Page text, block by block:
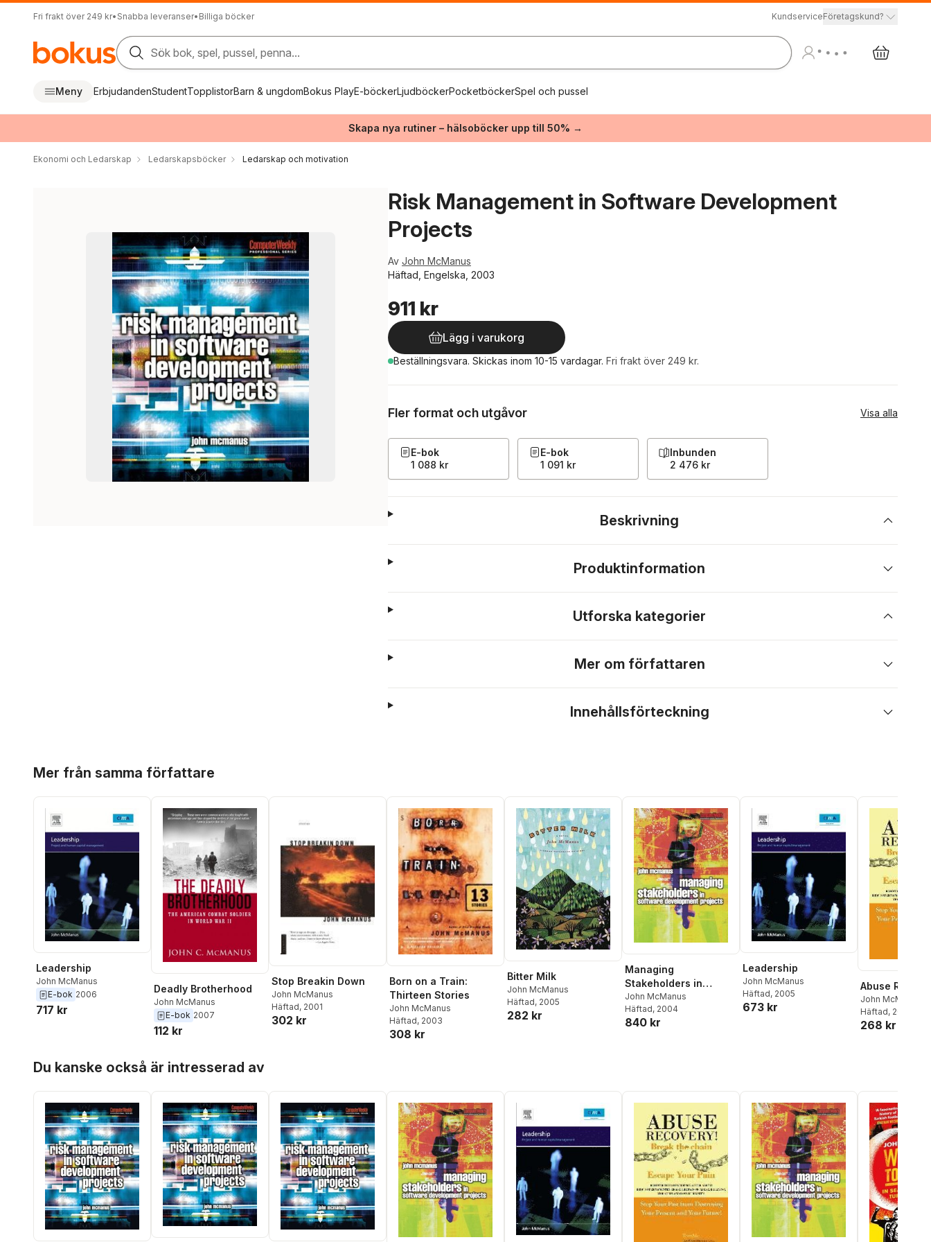
Fri frakt över 249 kr• Snabba leveranser• Billiga böcker KundserviceFöretagskund?
Sök bok, spel, pussel, penna...
Meny ErbjudandenStudentTopplistorBarn & ungdomBokus PlayE-böckerLjudböckerPocketböckerSpel och pussel
Skapa nya rutiner – hälsoböcker upp till 50% →
Ekonomi och Ledarskap Ledarskapsböcker Ledarskap och motivation
Risk Management in Software Development
Projects
Av John McManus
Häftad, Engelska, 2003
911 kr
Lägg i varukorg
Beställningsvara. Skickas inom 10-15 vardagar. Fri frakt över 249 kr.
Fler format och utgåvor Visa alla
E-bok
1 088 kr
E-bok
1 091 kr
Inbunden
2 476 kr
Beskrivning
Produktinformation
Utforska kategorier
Mer om författaren
Innehållsförteckning
Mer från samma författare
Leadership
John McManus
E-bok 2006
717 kr
Deadly Brotherhood
John McManus
E-bok 2007
112 kr
Stop Breakin Down
John McManus
Häftad, 2001
302 kr
Born on a Train:
Thirteen Stories
John McManus
Häftad, 2003
308 kr
Bitter Milk
John McManus
Häftad, 2005
282 kr
Managing
Stakeholders in
Software Development
Projects
John McManus
Häftad, 2004
840 kr
Leadership
John McManus
Häftad, 2005
673 kr
Abuse
John McManus
Häftad, 2016
268 kr
Du kanske också är intresserad av